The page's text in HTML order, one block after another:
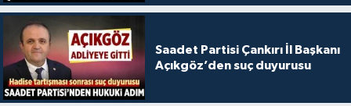
Saadet Partisi Çankırı İl Başkanı
Açıkgöz’den suç duyurusu